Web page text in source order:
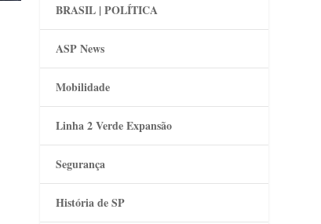
BRASIL | POLÍTICA
ASP News
Mobilidade
Linha 2 Verde Expansão
Segurança
História de SP